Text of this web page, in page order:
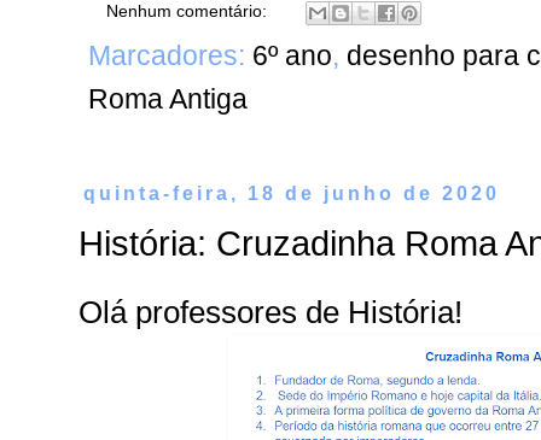
Nenhum comentário:
Marcadores: 6º ano, desenho para
Roma Antiga
quinta-feira, 18 de junho de 2020
História: Cruzadinha Roma
Olá professores de História!